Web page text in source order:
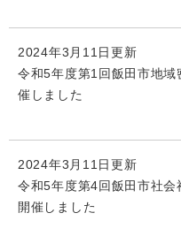
2024年3月11日更新
令和5年度第1回飯田市地域
催しました
2024年3月11日更新
令和5年度第4回飯田市社
開催しました